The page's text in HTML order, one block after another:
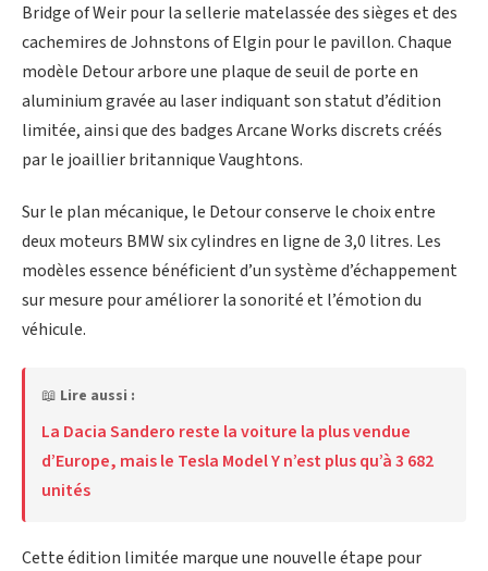
Bridge of Weir pour la sellerie matelassée des sièges et des
cachemires de Johnstons of Elgin pour le pavillon. Chaque
modèle Detour arbore une plaque de seuil de porte en
aluminium gravée au laser indiquant son statut d’édition
limitée, ainsi que des badges Arcane Works discrets créés
par le joaillier britannique Vaughtons.
Sur le plan mécanique, le Detour conserve le choix entre
deux moteurs BMW six cylindres en ligne de 3,0 litres. Les
modèles essence bénéficient d’un système d’échappement
sur mesure pour améliorer la sonorité et l’émotion du
véhicule.
📖 Lire aussi :
La Dacia Sandero reste la voiture la plus vendue
d’Europe, mais le Tesla Model Y n’est plus qu’à 3 682
unités
Cette édition limitée marque une nouvelle étape pour